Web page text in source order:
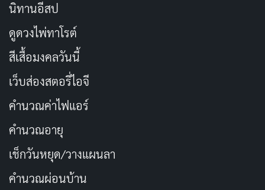
เพียงแค่นั่งพักชั่วโมงเดียว ก็สร้าง
ปาฏิหาริย์ให้ใครบางคนได้
ไม่ว่าจะเป็นเลือดกรุ๊ปไหน ล้วนมีคุณค่า
เท่ากันหมด
บริจาคเลือดไม่ใช่แค่การให้ แต่คือการ
แบ่งปันความเป็นไปได้
นิทานอีสป
ดูดวงไพ่ทาโรต์
สีเสื้อมงคลวันนี้
เว็บส่องสตอรี่ไอจี
คำนวณค่าไฟแอร์
คำนวณอายุ
เช็กวันหยุด/วางแผนลา
คำนวณผ่อนบ้าน